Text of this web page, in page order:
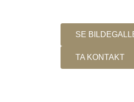
SE
TA KONTAKT